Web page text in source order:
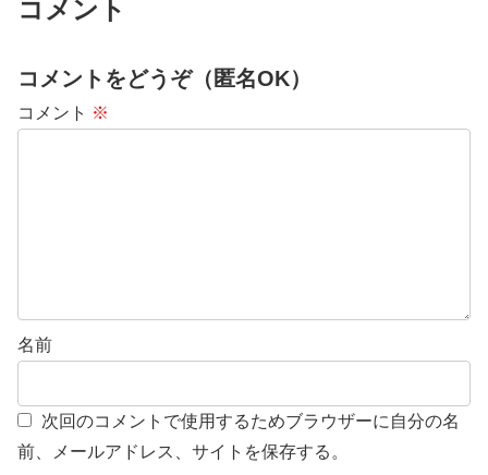
コメント
コメントをどうぞ（匿名OK）
コメント ※
名前
次回のコメントで使用するためブラウザーに自分の名
前、メールアドレス、サイトを保存する。